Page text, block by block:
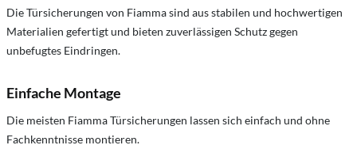
Die Türsicherungen von Fiamma sind aus stabilen und hochwertigen
Materialien gefertigt und bieten zuverlässigen Schutz gegen
unbefugtes Eindringen.
Einfache Montage
Die meisten Fiamma Türsicherungen lassen sich einfach und ohne
Fachkenntnisse montieren.